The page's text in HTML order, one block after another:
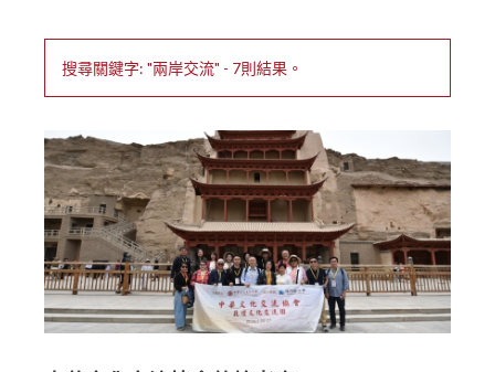
搜尋關鍵字: "兩岸交流" - 7則結果。